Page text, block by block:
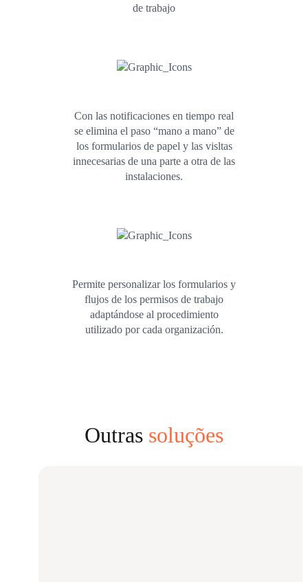
de trabajo
Con las notificaciones en tiempo real
se elimina el paso “mano a mano” de
los formularios de papel y las visltas
innecesarias de una parte a otra de las
instalaciones.
Permite personalizar los formularios y
flujos de los permisos de trabajo
adaptándose al procedimiento
utilizado por cada organización.
Outras soluções